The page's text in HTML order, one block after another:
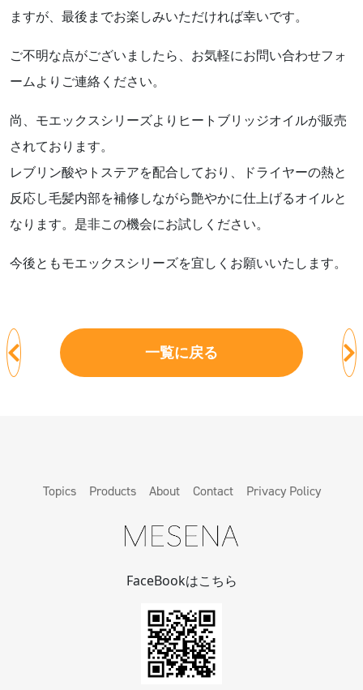
ますが、最後までお楽しみいただければ幸いです。
ご不明な点がございましたら、お気軽にお問い合わせフォ
ームよりご連絡ください。
尚、モエックスシリーズよりヒートブリッジオイルが販売
されております。
レブリン酸やトステアを配合しており、ドライヤーの熱と
反応し毛髪内部を補修しながら艶やかに仕上げるオイルと
なります。是非この機会にお試しください。
今後ともモエックスシリーズを宜しくお願いいたします。
一覧に戻る
Topics Products About Contact Privacy Policy
FaceBookはこちら